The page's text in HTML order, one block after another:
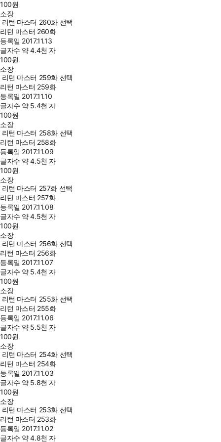
100원
소장
리턴 마스터 260화 선택
리턴 마스터 260화
등록일 2017.11.13
글자수 약 4.4천 자
100원
소장
리턴 마스터 259화 선택
리턴 마스터 259화
등록일 2017.11.10
글자수 약 5.4천 자
100원
소장
리턴 마스터 258화 선택
리턴 마스터 258화
등록일 2017.11.09
글자수 약 4.5천 자
100원
소장
리턴 마스터 257화 선택
리턴 마스터 257화
등록일 2017.11.08
글자수 약 4.5천 자
100원
소장
리턴 마스터 256화 선택
리턴 마스터 256화
등록일 2017.11.07
글자수 약 5.4천 자
100원
소장
리턴 마스터 255화 선택
리턴 마스터 255화
등록일 2017.11.06
글자수 약 5.5천 자
100원
소장
리턴 마스터 254화 선택
리턴 마스터 254화
등록일 2017.11.03
글자수 약 5.8천 자
100원
소장
리턴 마스터 253화 선택
리턴 마스터 253화
등록일 2017.11.02
글자수 약 4.8천 자